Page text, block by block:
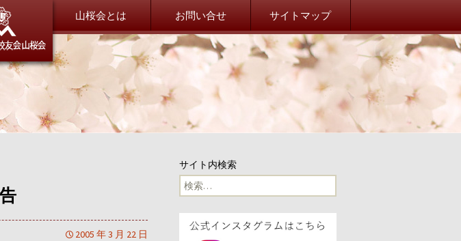
追手門学院校友会 山桜会オフィシ
総会・新年会
総会・新年会について
事務局だより
事務局からのお知らせ
100周年
山桜会とは お問い合せ サイトマップ
2005 年 3 月 22 日
サイト内検索
検
索: